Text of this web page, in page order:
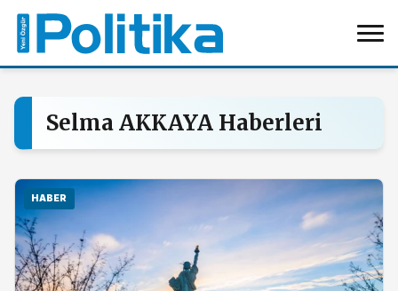
Selma AKKAYA Haberleri
HABER